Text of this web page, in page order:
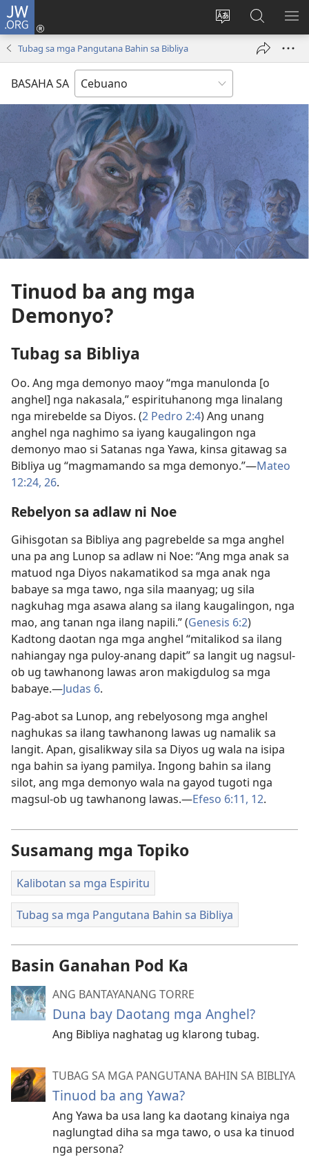
JW.ORG
Ilisi
pinulongan
sa
site
Log
ug
ong
Pangitaa
sa
JW.ORG
Tubag sa mga Pangutana Bahin sa Bibliya
BASAHA SA
Tinuod ba ang mga
Demonyo?
Tubag sa Bibliya
Oo. Ang mga demonyo maoy “mga manulonda [o
anghel] nga nakasala,” espirituhanong mga linalang
nga mirebelde sa Diyos. (2 Pedro 2:4) Ang unang
anghel nga naghimo sa iyang kaugalingon nga
demonyo mao si Satanas nga Yawa, kinsa gitawag sa
Bibliya ug “magmamando sa mga demonyo.”—Mateo
12:24, 26.
Rebelyon sa adlaw ni Noe
Gihisgotan sa Bibliya ang pagrebelde sa mga anghel
una pa ang Lunop sa adlaw ni Noe: “Ang mga anak sa
matuod nga Diyos nakamatikod sa mga anak nga
babaye sa mga tawo, nga sila maanyag; ug sila
nagkuhag mga asawa alang sa ilang kaugalingon, nga
mao, ang tanan nga ilang napili.” (Genesis 6:2)
Kadtong daotan nga mga anghel “mitalikod sa ilang
nahiangay nga puloy-anang dapit” sa langit ug nagsul-
ob ug tawhanong lawas aron makigdulog sa mga
babaye.—Judas 6.
Pag-abot sa Lunop, ang rebelyosong mga anghel
naghukas sa ilang tawhanong lawas ug namalik sa
langit. Apan, gisalikway sila sa Diyos ug wala na isipa
nga bahin sa iyang pamilya. Ingong bahin sa ilang
silot, ang mga demonyo wala na gayod tugoti nga
magsul-ob ug tawhanong lawas.—Efeso 6:11, 12.
Susamang mga Topiko
Kalibotan sa mga Espiritu
Tubag sa mga Pangutana Bahin sa Bibliya
Basin Ganahan Pod Ka
ANG BANTAYANANG TORRE
Duna bay Daotang mga Anghel?
Ang Bibliya naghatag ug klarong tubag.
TUBAG SA MGA PANGUTANA BAHIN SA BIBLIYA
Tinuod ba ang Yawa?
Ang Yawa ba usa lang ka daotang kinaiya nga
naglungtad diha sa mga tawo, o usa ka tinuod
nga persona?